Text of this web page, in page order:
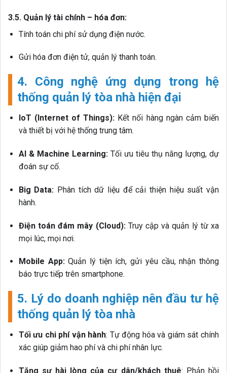
3.5. Quản lý tài chính – hóa đơn:
Tính toán chi phí sử dụng điện nước.
Gửi hóa đơn điện tử, quản lý thanh toán.
4. Công nghệ ứng dụng trong hệ
thống quản lý tòa nhà hiện đại
IoT (Internet of Things): Kết nối hàng ngàn cảm biến
và thiết bị với hệ thống trung tâm.
AI & Machine Learning:Tối ưu tiêu thụ năng lượng, dự
đoán sự cố.
Big Data: Phân tích dữ liệu để cải thiện hiệu suất vận
hành.
Điện toán đám mây (Cloud):Truy cập và quản lý từ xa
mọi lúc, mọi nơi.
Mobile App:Quản lý tiện ích, gửi yêu cầu, nhận thông
báo trực tiếp trên smartphone.
5. Lý do doanh nghiệp nên đầu tư hệ
thống quản lý tòa nhà
Tối ưu chi phí vận hành: Tự động hóa và giám sát chính
xác giúp giảm hao phí và chi phí nhân lực.
Tăng sự hài lòng của cư dân/khách thuê: Phản hồi